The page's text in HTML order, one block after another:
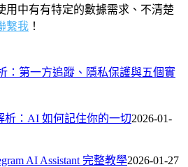
用中有有特定的數據需求、不清楚
繫我 ！
：第一方追蹤、隱私保護與五個實
析：AI 如何記住你的一切2026-01-
AI Assistant 完整教學2026-01-27